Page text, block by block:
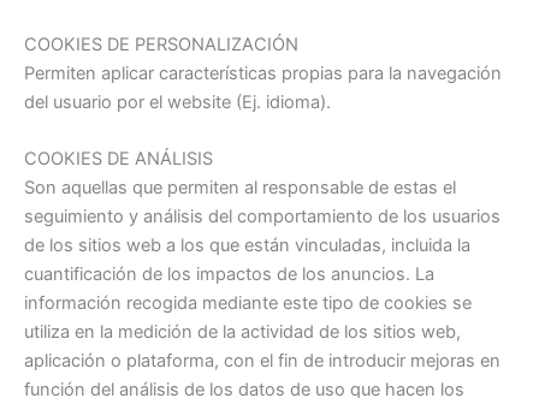
COOKIES DE PERSONALIZACIÓN
Permiten aplicar características propias para la navegación
del usuario por el website (Ej. idioma).
COOKIES DE ANÁLISIS
Son aquellas que permiten al responsable de estas el
seguimiento y análisis del comportamiento de los usuarios
de los sitios web a los que están vinculadas, incluida la
cuantificación de los impactos de los anuncios. La
información recogida mediante este tipo de cookies se
utiliza en la medición de la actividad de los sitios web,
aplicación o plataforma, con el fin de introducir mejoras en
función del análisis de los datos de uso que hacen los